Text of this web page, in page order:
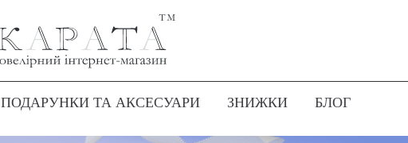
ПОДАРУНКИ ТА АКСЕСУАРИ ЗНИЖКИ БЛОГ